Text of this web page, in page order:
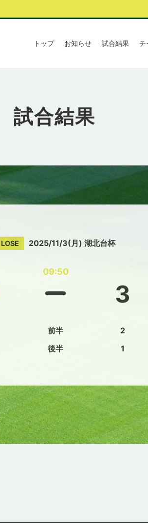
トップ お知らせ 試合結果 チ
試合結果
LOSE 2025/11/3(月) 湖北台杯
09:50
前半
後半
3
2
1